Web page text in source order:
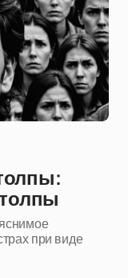
при виде